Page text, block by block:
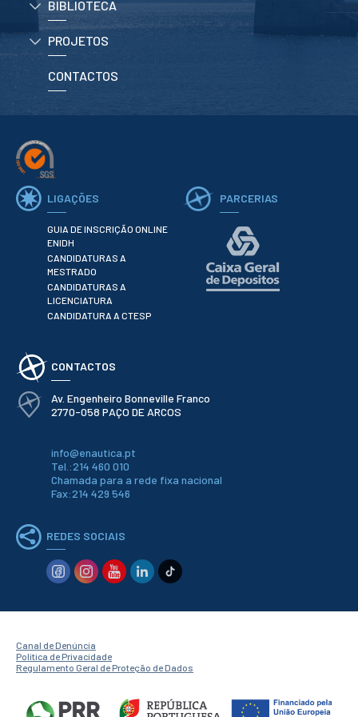
ESTUDANTES
Informação
Académica
Informática
Estudante
Guia do
Estudante
Concursos
Projetos
Testemunhos
BIBLIOTECA
Informação geral
Biblioteca
Insights
Serviços
Gestão de
Recursos
Eletrónicos
Revistas
Científicas e
Técnicas
Outros Recursos
Reclamações
PROJETOS
Centros da ENIDH
Desenvolvimento
Projetos de
Financiamento
BIBLIOTECA
PROJETOS
CONTACTOS
LIGAÇÕES
GUIA DE INSCRIÇÃO ONLINE
ENIDH
CANDIDATURAS A
MESTRADO
CANDIDATURAS A
LICENCIATURA
CANDIDATURA A CTESP
PARCERIAS
CONTACTOS
Av. Engenheiro Bonneville Franco
2770-058 PAÇO DE ARCOS
info@enautica.pt
Tel.:214 460 010
Chamada para a rede fixa nacional
Fax:214 429 546
REDES SOCIAIS
Canal de Denúncia
Política de Privacidade
Regulamento Geral de Proteção de Dados